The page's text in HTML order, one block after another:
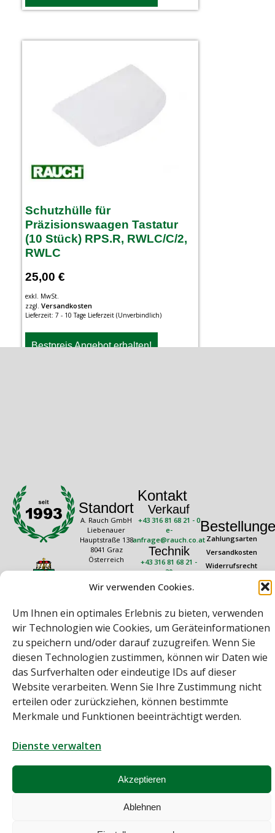
Wir verwenden Cookies.
Um Ihnen ein optimales Erlebnis zu bieten, verwenden
wir Technologien wie Cookies, um Geräteinformationen
zu speichern und/oder darauf zuzugreifen. Wenn Sie
diesen Technologien zustimmen, können wir Daten wie
das Surfverhalten oder eindeutige IDs auf dieser
Website verarbeiten. Wenn Sie Ihre Zustimmung nicht
erteilen oder zurückziehen, können bestimmte
Merkmale und Funktionen beeinträchtigt werden.
Dienste verwalten
Akzeptieren
Ablehnen
Schutzhülle für
Präzisionswaagen Tastatur
(10 Stück) RPS.R, RWLC/C/2,
RWLC
25,00 €
exkl. MwSt.
zzgl. Versandkosten
Lieferzeit: 7 - 10 Tage Lieferzeit (Unverbindlich)
Bestpreis Angebot erhalten!
Standort
A. Rauch GmbH
Liebenauer
Hauptstraße 138
8041 Graz
Österreich
Öffnungszeiten
Mo – Do: 08:00 –
Freitag: 08:00 –
14:30 Uhr
Kontakt
Verkauf
+43 316 81 68 21 - 0
e-
anfrage@rauch.co.at
Technik
+43 316 81 68 21 -
20
technik@rauch.co.at
Zahlungsarten
Versandkosten
Widerrufsrecht
Rechtliches
Impressum
Bei diesem Webshop handelt es sich um einen B2B-Webshop
Kalibrierservice, Sprühnebel-Zerstäubungstechnik und
Lebensmittelmaschinen.
usw. aus Österreich, Deutschland und der Schweiz (weitere Länder auf
Anfrage).
Alle Preisangaben zzgl. MwSt. und zzgl. Versandkosten